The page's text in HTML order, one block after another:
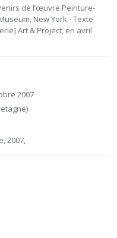
de l’œuvre Peinture-
New York - Texte
Art & Project, en avril
2007
2007,